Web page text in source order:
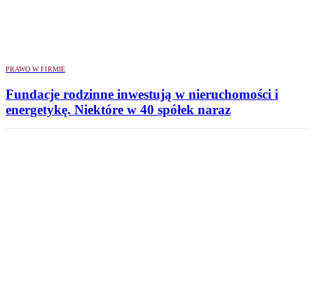
PRAWO W FIRMIE
Fundacje rodzinne inwestują w nieruchomości i
energetykę. Niektóre w 40 spółek naraz